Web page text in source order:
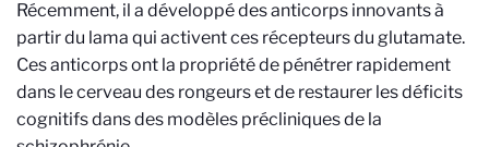
Récemment, il a développé des anticorps innovants à
partir du lama qui activent ces récepteurs du glutamate.
Ces anticorps ont la propriété de pénétrer rapidement
dans le cerveau des rongeurs et de restaurer les déficits
cognitifs dans des modèles précliniques de la